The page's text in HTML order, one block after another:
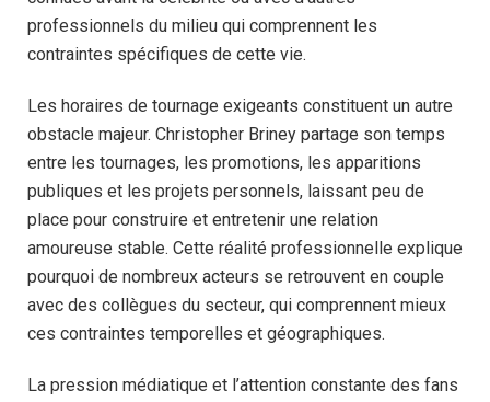
professionnels du milieu qui comprennent les
contraintes spécifiques de cette vie.
Les horaires de tournage exigeants constituent un autre
obstacle majeur. Christopher Briney partage son temps
entre les tournages, les promotions, les apparitions
publiques et les projets personnels, laissant peu de
place pour construire et entretenir une relation
amoureuse stable. Cette réalité professionnelle explique
pourquoi de nombreux acteurs se retrouvent en couple
avec des collègues du secteur, qui comprennent mieux
ces contraintes temporelles et géographiques.
La pression médiatique et l’attention constante des fans